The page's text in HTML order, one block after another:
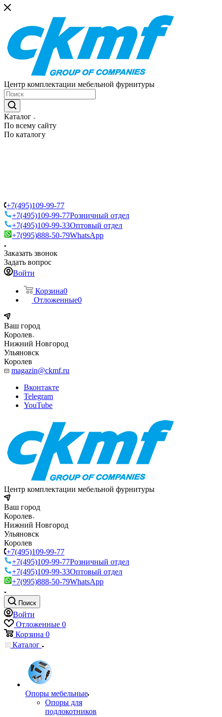
Центр комплектации мебельной фурнитуры
Каталог
По всему сайту
По каталогу
+7(495)109-99-77
+7(495)109-99-77Розничный отдел
+7(495)109-99-33Оптовый отдел
+7(995)888-50-79WhatsApp
Заказать звонок
Задать вопрос
Войти
Корзина0
Отложенные0
Ваш город
Королев
Нижний Новгород
Ульяновск
Королев
magazin@ckmf.ru
Вконтакте
Telegram
YouTube
Центр комплектации мебельной фурнитуры
Ваш город
Королев
Нижний Новгород
Ульяновск
Королев
+7(495)109-99-77
+7(495)109-99-77Розничный отдел
+7(495)109-99-33Оптовый отдел
+7(995)888-50-79WhatsApp
Поиск
Войти
Отложенные 0
Корзина 0
Каталог
Опоры мебельные
Опоры для
подлокотников